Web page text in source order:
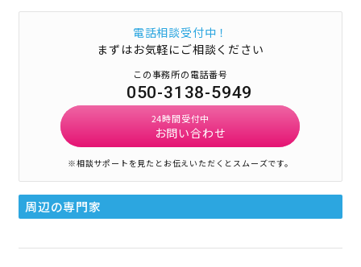
電話相談受付中！
まずはお気軽にご相談ください
この事務所の電話番号
050-3138-5949
24時間受付中
お問い合わせ
※相談サポートを見たとお伝えいただくとスムーズです。
周辺の専門家